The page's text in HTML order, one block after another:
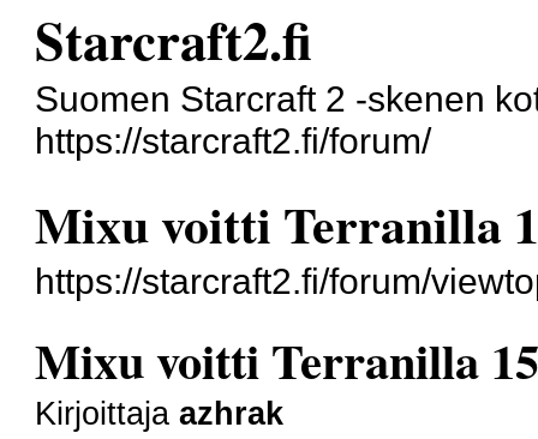
Starcraft2.fi
Suomen Starcraft 2 -skenen
https://starcraft2.fi/forum/
Mixu voitti Terranilla
https://starcraft2.fi/forum/
Mixu voitti Terranilla
Kirjoittajaazhrak